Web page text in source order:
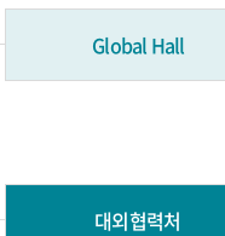
Global Hall
대외협력처